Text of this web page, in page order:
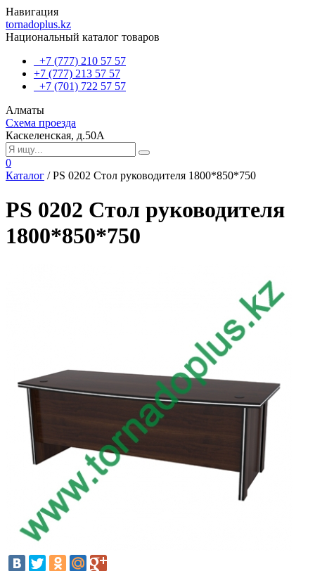
Навигация
tornadoplus.kz
Национальный каталог товаров
+7 (777) 210 57 57
+7 (777) 213 57 57
+7 (701) 722 57 57
Алматы
Схема проезда
Каскеленская, д.50А
0
Каталог /PS 0202 Стол руководителя 1800*850*750
PS 0202 Стол руководителя
1800*850*750